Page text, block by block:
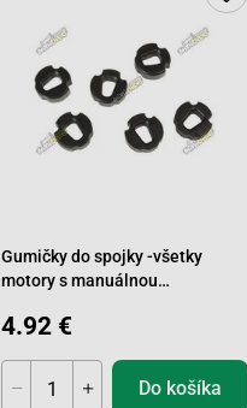
Gumičky do spojky -všetky
motory s manuálnou
4.92 €
Do košíka